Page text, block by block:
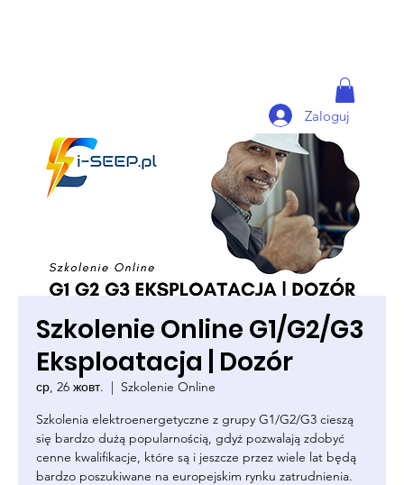
Zaloguj
Szkolenie Online G1/G2/G3
Eksploatacja | Dozór
ср, 26 жовт.
  |
Szkolenie Online
Szkolenia elektroenergetyczne z grupy G1/G2/G3 cieszą
się bardzo dużą popularnością, gdyż pozwalają zdobyć
cenne kwalifikacje, które są i jeszcze przez wiele lat będą
bardzo poszukiwane na europejskim rynku zatrudnienia.